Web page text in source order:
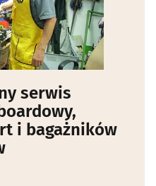
serwis
i bagażników